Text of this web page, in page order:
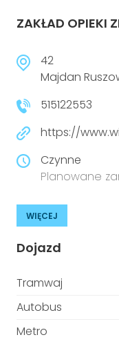
ZAKŁAD OPIEKI
42
Majdan
515122553
https://
Czynne
Planowane
WIĘCEJ
Dojazd
Tramwaj
Autobus
Metro